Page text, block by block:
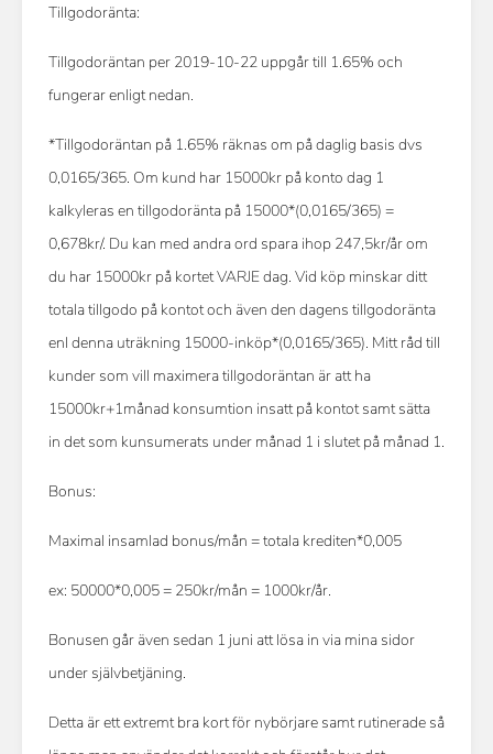
Tillgodoränta:
Tillgodoräntan per 2019-10-22 uppgår till 1.65% och
fungerar enligt nedan.
*Tillgodoräntan på 1.65% räknas om på daglig basis dvs
0,0165/365. Om kund har 15000kr på konto dag 1
kalkyleras en tillgodoränta på 15000*(0,0165/365) =
0,678kr/. Du kan med andra ord spara ihop 247,5kr/år om
du har 15000kr på kortet VARJE dag. Vid köp minskar ditt
totala tillgodo på kontot och även den dagens tillgodoränta
enl denna uträkning 15000-inköp*(0,0165/365). Mitt råd till
kunder som vill maximera tillgodoräntan är att ha
15000kr+1månad konsumtion insatt på kontot samt sätta
in det som kunsumerats under månad 1 i slutet på månad 1.
Bonus:
Maximal insamlad bonus/mån = totala krediten*0,005
ex: 50000*0,005 = 250kr/mån = 1000kr/år.
Bonusen går även sedan 1 juni att lösa in via mina sidor
under självbetjäning.
Detta är ett extremt bra kort för nybörjare samt rutinerade så